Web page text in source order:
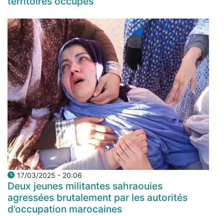
17/03/2025 - 20:06
Deux jeunes militantes sahraouies
agressées brutalement par les autorités
d’occupation marocaines